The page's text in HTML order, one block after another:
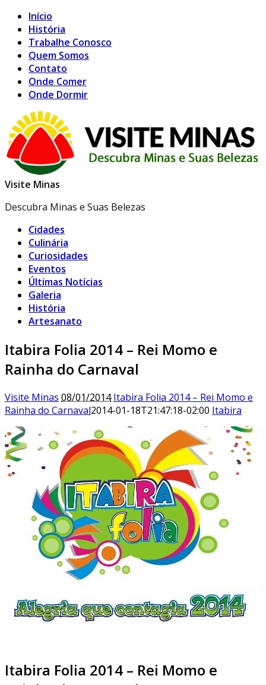
Início
História
Trabalhe Conosco
Quem Somos
Contato
Onde Comer
Onde Dormir
Visite Minas
Descubra Minas e Suas Belezas
Cidades
Culinária
Curiosidades
Eventos
Últimas Notícias
Galeria
História
Artesanato
Itabira Folia 2014 – Rei Momo e
Rainha do Carnaval
Visite Minas 08/01/2014 Itabira Folia 2014 – Rei Momo e
Rainha do Carnaval2014-01-18T21:47:18-02:00 Itabira
Itabira Folia 2014 – Rei Momo e